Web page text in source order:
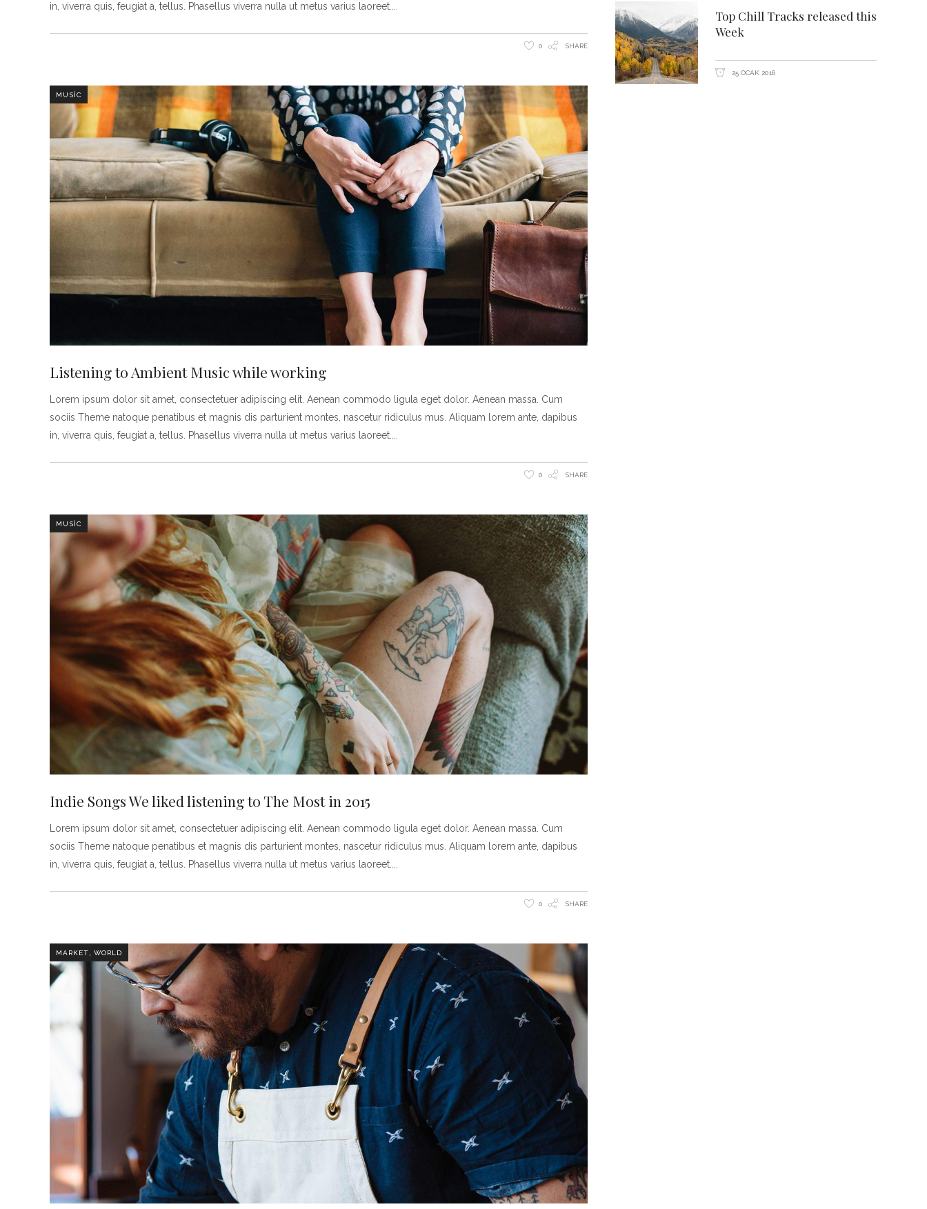
in, viverra quis, feugiat a, tellus. Phasellus viverra nulla ut metus varius laoreet.
0 SHARE
MUSIC
Listening to Ambient Music while working
Lorem ipsum dolor sit amet, consectetuer adipiscing elit. Aenean commodo ligula eget dolor. Aenean massa. Cum
sociis Theme natoque penatibus et magnis dis parturient montes, nascetur ridiculus mus. Aliquam lorem ante, dapibus
in, viverra quis, feugiat a, tellus. Phasellus viverra nulla ut metus varius laoreet.
0 SHARE
MUSIC
Indie Songs We liked listening to The Most in 2015
Lorem ipsum dolor sit amet, consectetuer adipiscing elit. Aenean commodo ligula eget dolor. Aenean massa. Cum
sociis Theme natoque penatibus et magnis dis parturient montes, nascetur ridiculus mus. Aliquam lorem ante, dapibus
in, viverra quis, feugiat a, tellus. Phasellus viverra nulla ut metus varius laoreet.
0 SHARE
MARKET, WORLD
Top Chill Tracks released this
Week
25 OCAK 2016